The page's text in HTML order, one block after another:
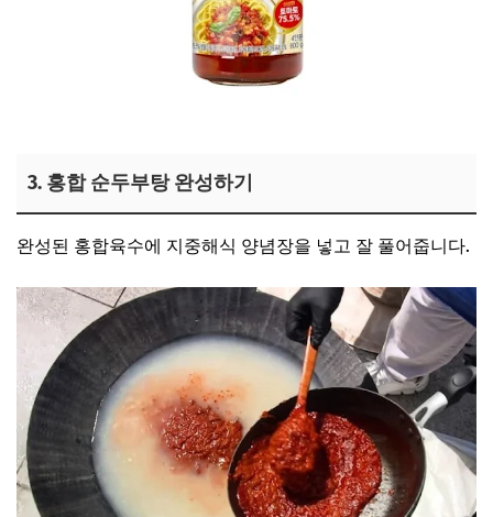
3. 홍합 순두부탕 완성하기
완성된 홍합육수에 지중해식 양념장을 넣고 잘 풀어줍니다.